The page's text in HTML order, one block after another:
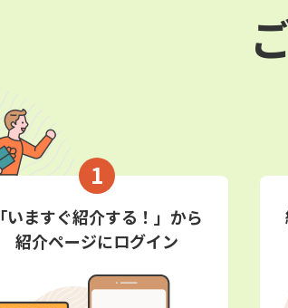
1
「いますぐ紹介する！」から
紹介ページにログイン